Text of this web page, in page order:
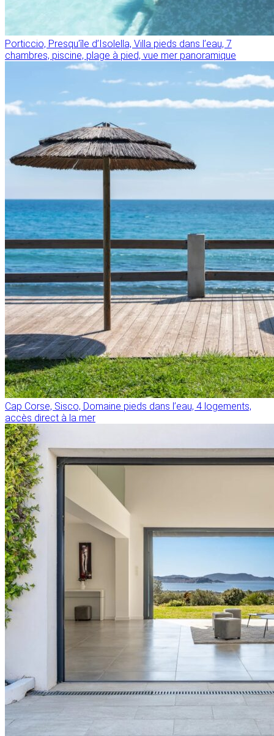
Porticcio, Presqu’île d’Isolella, Villa pieds dans l’eau, 7
chambres, piscine, plage à pied, vue mer panoramique
Cap Corse, Sisco, Domaine pieds dans l’eau, 4 logements,
accès direct à la mer